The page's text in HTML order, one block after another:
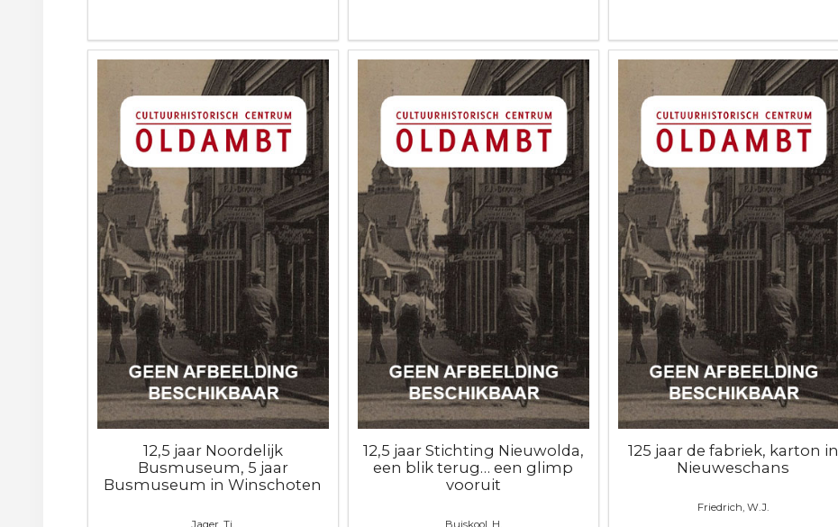
12,5 jaar Noordelijk
Busmuseum, 5 jaar
Busmuseum in Winschoten
Jager, Tj.
12,5 jaar Stichting Nieuwolda,
een blik terug… een glimp
vooruit
Buiskool, H.
125 jaar de fabriek, karton in
Nieuweschans
Friedrich, W.J.